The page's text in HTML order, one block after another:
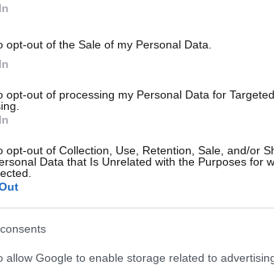
opt-out of the Sale of my Personal Data.
opt-out of processing my Personal Data for Targeted
opt-out of Collection, Use, Retention, Sale, and/or
Data that Is Unrelated with the Purposes for
allow Google to enable storage related to